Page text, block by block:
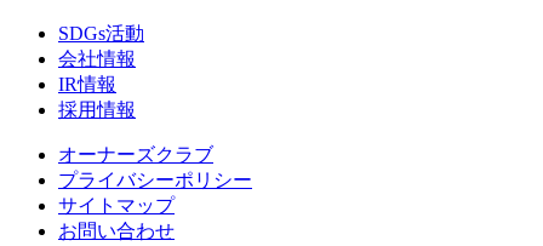
SDGs活動
会社情報
IR情報
採用情報
オーナーズクラブ
プライバシーポリシー
サイトマップ
お問い合わせ